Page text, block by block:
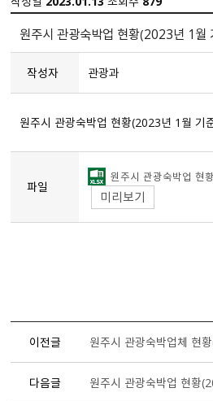
원주시 관광숙박업 현황（2023년 1월
작성자 관광과
원주시 관광숙박업 현황（2023년 1월 기준
파일
원주시 관광숙박업 현
미리보기
이전글 원주시 관광숙박업체 현황
다음글 원주시 관광숙박업 현황（